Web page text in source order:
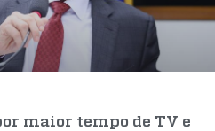
maior tempo de TV e